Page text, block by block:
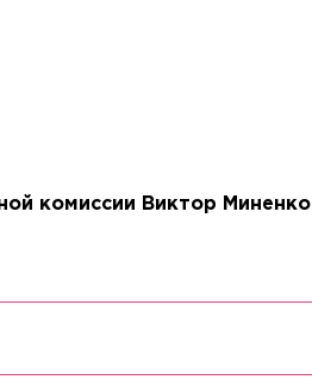
комиссии Виктор Миненко